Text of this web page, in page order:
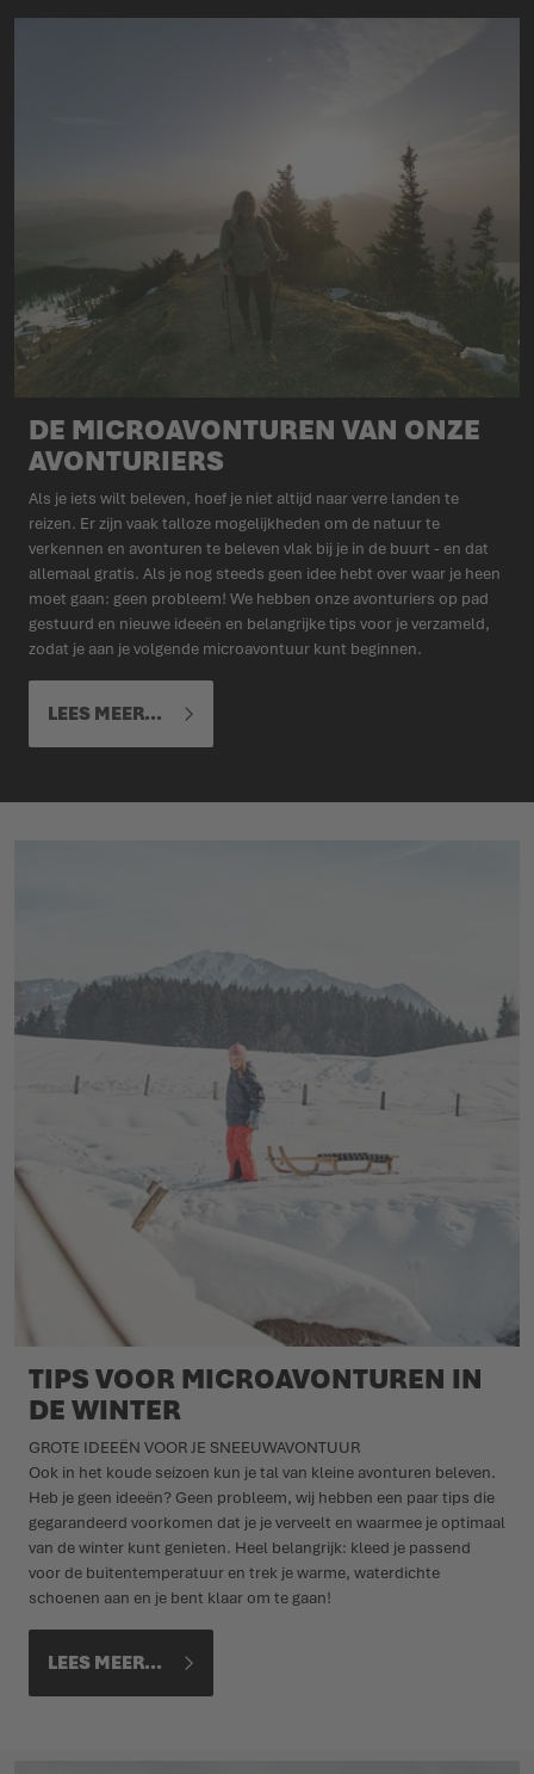
DE MICROAVONTUREN VAN ONZE
AVONTURIERS
Als je iets wilt beleven, hoef je niet altijd naar verre landen te
reizen. Er zijn vaak talloze mogelijkheden om de natuur te
verkennen en avonturen te beleven vlak bij je in de buurt - en dat
allemaal gratis. Als je nog steeds geen idee hebt over waar je heen
moet gaan: geen probleem! We hebben onze avonturiers op pad
gestuurd en nieuwe ideeën en belangrijke tips voor je verzameld,
zodat je aan je volgende microavontuur kunt beginnen.
LEES MEER...
TIPS VOOR MICROAVONTUREN IN
DE WINTER
GROTE IDEEËN VOOR JE SNEEUWAVONTUUR
Ook in het koude seizoen kun je tal van kleine avonturen beleven.
Heb je geen ideeën? Geen probleem, wij hebben een paar tips die
gegarandeerd voorkomen dat je je verveelt en waarmee je optimaal
van de winter kunt genieten. Heel belangrijk: kleed je passend
voor de buitentemperatuur en trek je warme, waterdichte
schoenen aan en je bent klaar om te gaan!
LEES MEER...